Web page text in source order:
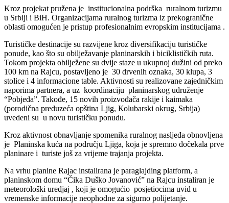
Kroz projekat pružena je institucionalna podrška ruralnom turizmu
u Srbiji i BiH. Organizacijama ruralnog turizma iz prekogranične
oblasti omogućen je pristup profesionalnim evropskim institucijama .
Turističke destinacije su razvijene kroz diversifikaciju turističke
ponude, kao što su obilježavanje planinarskih i biciklističkih ruta.
Tokom projekta obilježene su dvije staze u ukupnoj dužini od preko
100 km na Rajcu, postavljeno je 30 drvenih oznaka, 30 klupa, 3
stolice i 4 informacione table. Aktivnosti su realizovane zajedničkim
naporima partnera, a uz koordinaciju planinarskog udruženje
“Pobjeda”. Takođe, 15 novih proizvođača rakije i kaimaka
(porodična preduzeća opština Ljig, Кolubarski okrug, Srbija)
uvedeni su u novu turističku ponudu.
Kroz aktivnost obnavljanje spomenika ruralnog nasljeđa obnovljena
je Planinska kuća na području Ljiga, koja je spremno dočekala prve
planinare i turiste još za vrijeme trajanja projekta.
Na vrhu planine Rajac instalirana je paraglajding platform, a
planinskom domu “Čika Duško Jovanović” na Rajcu instaliran je
meteorološki uredjaj , koji je omogućio posjetiocima uvid u
vremenske informacije neophodne za sigurno polijetanje.